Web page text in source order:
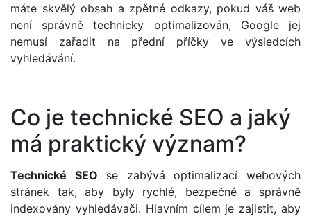
máte skvělý obsah a zpětné odkazy, pokud váš web
není správně technicky optimalizován, Google jej
nemusí zařadit na přední příčky ve výsledcích
vyhledávání.
Co je technické SEO a jaký
má praktický význam?
Technické SEO se zabývá optimalizací webových
stránek tak, aby byly rychlé, bezpečné a správně
indexovány vyhledávači. Hlavním cílem je zajistit, aby